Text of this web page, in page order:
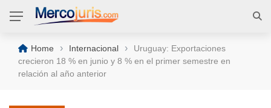
Home › Internacional ›
Uruguay: Exportaciones
crecieron 18 % en junio y 8 % en el primer semestre en
relación al año anterior